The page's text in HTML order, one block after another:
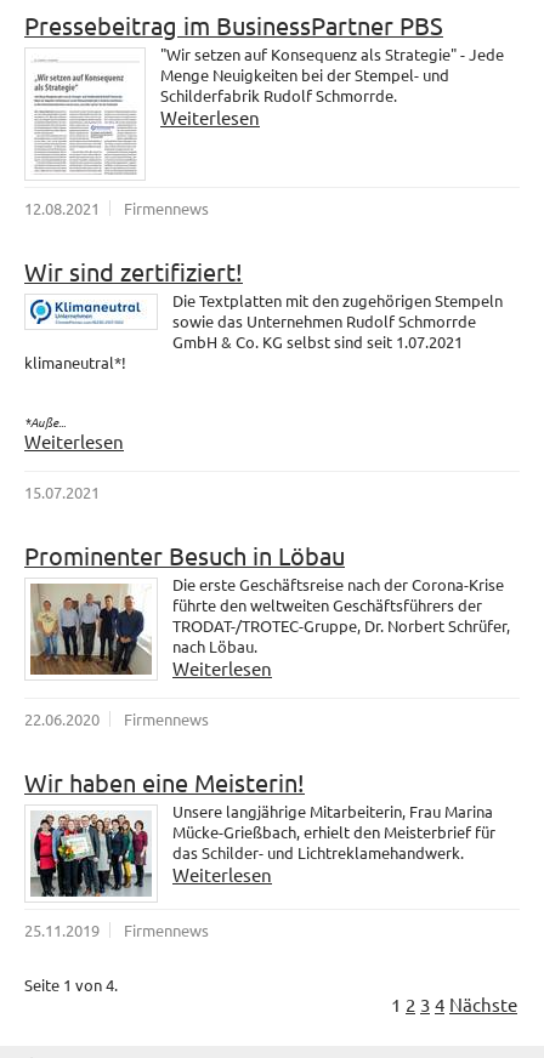
Pressebeitrag im BusinessPartner PBS
"Wir setzen auf Konsequenz als Strategie" - Jede
Menge Neuigkeiten bei der Stempel- und
Schilderfabrik Rudolf Schmorrde.
Weiterlesen
12.08.2021 Firmennews
Wir sind zertifiziert!
Die Textplatten mit den zugehörigen Stempeln
sowie das Unternehmen Rudolf Schmorrde
GmbH & Co. KG selbst sind seit 1.07.2021
klimaneutral*!
*Auße...
Weiterlesen
15.07.2021
Prominenter Besuch in Löbau
Die erste Geschäftsreise nach der Corona-Krise
führte den weltweiten Geschäftsführers der
TRODAT-/TROTEC-Gruppe, Dr. Norbert Schrüfer,
nach Löbau.
Weiterlesen
22.06.2020 Firmennews
Wir haben eine Meisterin!
Unsere langjährige Mitarbeiterin, Frau Marina
Mücke-Grießbach, erhielt den Meisterbrief für
das Schilder- und Lichtreklamehandwerk.
Weiterlesen
25.11.2019 Firmennews
Seite 1 von 4.
1 2 3 4 Nächste